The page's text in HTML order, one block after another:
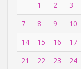
1
2 3
7
8 9 10
14
15 16 17
21
22 23 24